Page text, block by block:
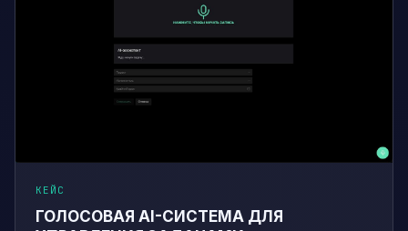
КЕЙС
ГОЛОСОВАЯ AI-СИСТЕМА ДЛЯ